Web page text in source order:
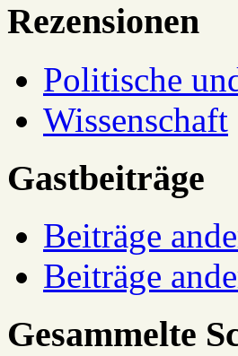
Rezensionen
Politische
Wissenschaft
Gastbeiträge
Beiträge
Beiträge
Gesammelte